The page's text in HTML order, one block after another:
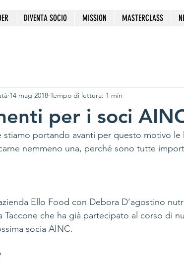
DIVENTA SOCIO MISSION MASTERCLASS
per i soci
14 mag 2018 Tempo di lettura: 1 min
stiamo portando avanti per questo motivo
nemmeno una, perché sono tutte
Ello Food con Debora D’agostino
Taccone che ha già partecipato al corso di
socia AINC.